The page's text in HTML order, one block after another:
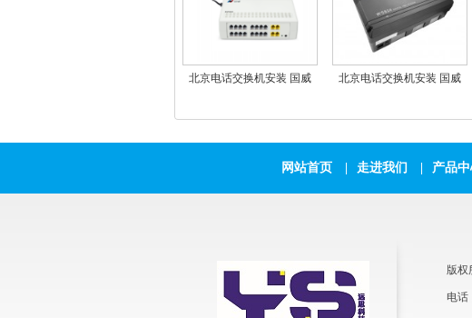
北京电话交换机安装 国威
北京电话交换机安装 国威
网站首页 走进我们 产品
版权
电话